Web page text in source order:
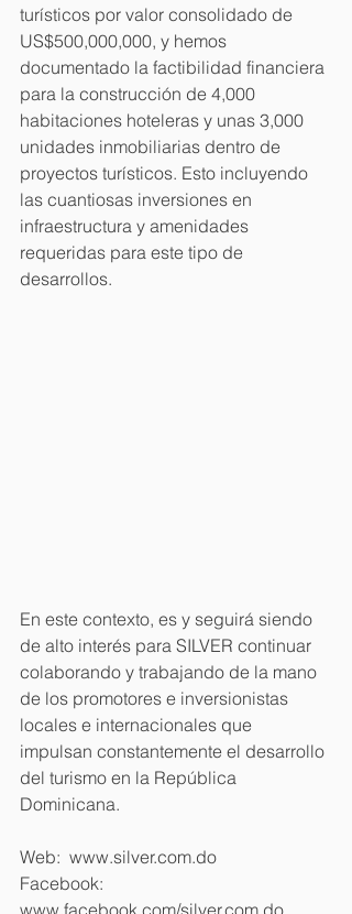
turísticos por valor consolidado de
US$500,000,000, y hemos
documentado la factibilidad financiera
para la construcción de 4,000
habitaciones hoteleras y unas 3,000
unidades inmobiliarias dentro de
proyectos turísticos. Esto incluyendo
las cuantiosas inversiones en
infraestructura y amenidades
requeridas para este tipo de
desarrollos.
En este contexto, es y seguirá siendo
de alto interés para SILVER continuar
colaborando y trabajando de la mano
de los promotores e inversionistas
locales e internacionales que
impulsan constantemente el desarrollo
del turismo en la República
Dominicana.
Web:  www.silver.com.do
Facebook:
www.facebook.com/silver.com.do